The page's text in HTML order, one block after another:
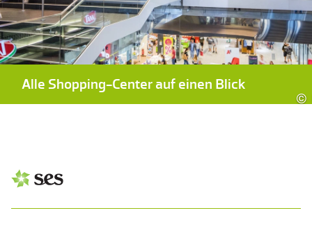
©
Alle Shopping-Center auf einen Blick